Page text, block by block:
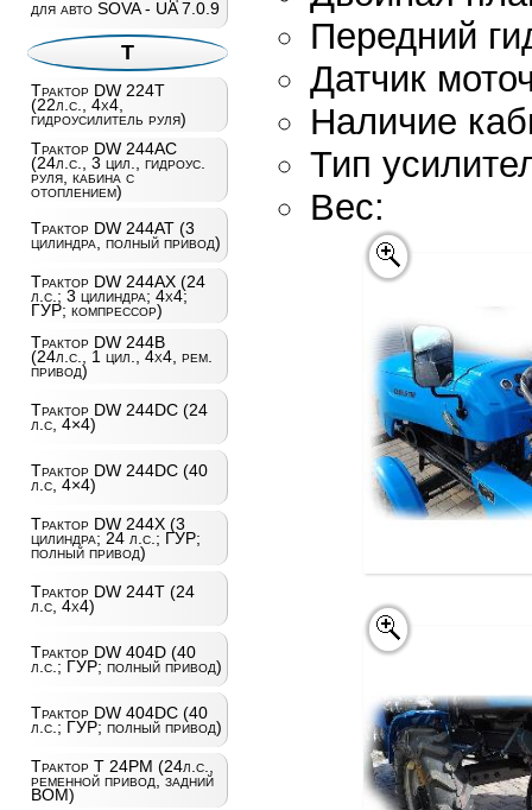
для авто SOVA - UA 7.0.9
Т
Трактор DW 224T
(22л.с., 4х4,
гидроусилитель руля)
Трактор DW 244AC
(24л.с., 3 цил., гидроус.
руля, кабина с
отоплением)
Трактор DW 244AT (3
цилиндра, полный привод)
Трактор DW 244AХ (24
л.с.; 3 цилиндра; 4х4;
ГУР; компрессор)
Трактор DW 244B
(24л.с., 1 цил., 4х4, рем.
привод)
Трактор DW 244DC (24
л.с, 4×4)
Трактор DW 244DC (40
л.с, 4×4)
Трактор DW 244X (3
цилиндра; 24 л.с.; ГУР;
полный привод)
Трактор DW 244Т (24
л.с, 4х4)
Трактор DW 404D (40
л.с.; ГУР; полный привод)
Трактор DW 404DC (40
л.с.; ГУР; полный привод)
Трактор T 24PM (24л.с.,
ременной привод, задний
ВОМ)
Датчик
Наличие
Тип